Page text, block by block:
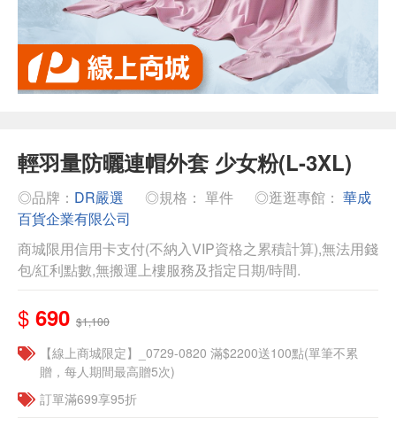
輕羽量防曬連帽外套 少女粉(L-3XL)
◎品牌： DR嚴選 ◎規格： 單件 ◎逛逛專館： 華成
百貨企業有限公司
商城限用信用卡支付(不納入VIP資格之累積計算),無法用錢
包/紅利點數,無搬運上樓服務及指定日期/時間.
$ 690 $1,100
【線上商城限定】_0729-0820 滿$2200送100點(單筆不累
贈，每人期間最高贈5次)
訂單滿699享95折